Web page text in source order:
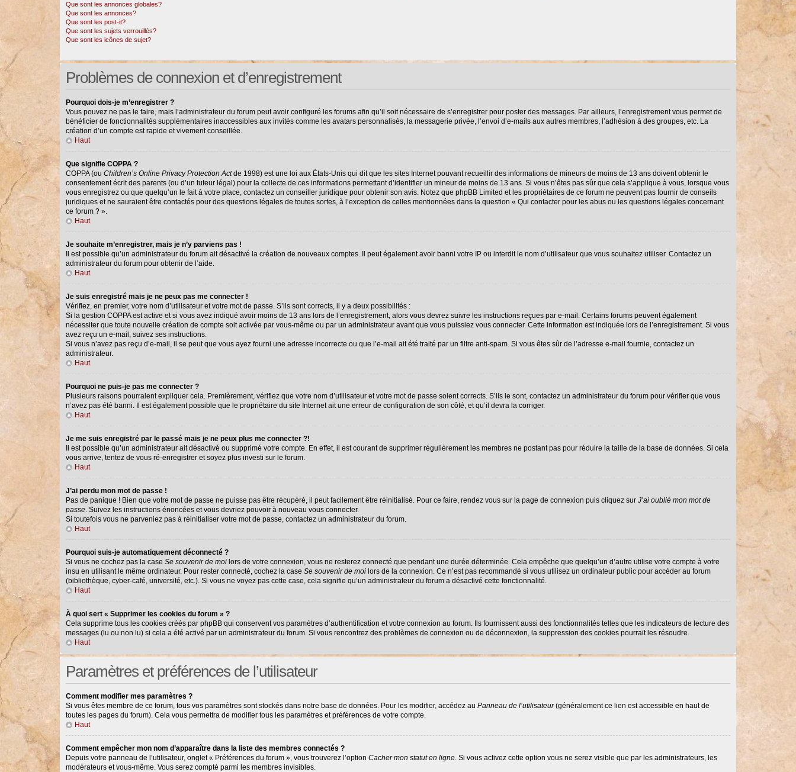
Que sont les annonces globales?
Que sont les annonces?
Que sont les post-it?
Que sont les sujets verrouillés?
Que sont les icônes de sujet?
Problèmes de connexion et d’enregistrement
Pourquoi dois-je m’enregistrer ?
Vous pouvez ne pas le faire, mais l’administrateur du forum peut avoir configuré les forums afin qu’il soit nécessaire de s’enregistrer pour poster des messages. Par ailleurs, l’enregistrement vous permet de
bénéficier de fonctionnalités supplémentaires inaccessibles aux invités comme les avatars personnalisés, la messagerie privée, l’envoi d’e-mails aux autres membres, l’adhésion à des groupes, etc. La
création d’un compte est rapide et vivement conseillée.
Haut
Que signifie COPPA ?
COPPA (ou Children’s Online Privacy Protection Actde 1998) est une loi aux États-Unis qui dit que les sites Internet pouvant recueillir des informations de mineurs de moins de 13 ans doivent obtenir le
consentement écrit des parents (ou d’un tuteur légal) pour la collecte de ces informations permettant d’identifier un mineur de moins de 13 ans. Si vous n’êtes pas sûr que cela s’applique à vous, lorsque vous
vous enregistrez ou que quelqu’un le fait à votre place, contactez un conseiller juridique pour obtenir son avis. Notez que phpBB Limited et les propriétaires de ce forum ne peuvent pas fournir de conseils
juridiques et ne sauraient être contactés pour des questions légales de toutes sortes, à l’exception de celles mentionnées dans la question « Qui contacter pour les abus ou les questions légales concernant
ce forum ? ».
Haut
Je souhaite m’enregistrer, mais je n’y parviens pas !
Il est possible qu’un administrateur du forum ait désactivé la création de nouveaux comptes. Il peut également avoir banni votre IP ou interdit le nom d’utilisateur que vous souhaitez utiliser. Contactez un
administrateur du forum pour obtenir de l’aide.
Haut
Je suis enregistré mais je ne peux pas me connecter !
Vérifiez, en premier, votre nom d’utilisateur et votre mot de passe. S’ils sont corrects, il y a deux possibilités :
Si la gestion COPPA est active et si vous avez indiqué avoir moins de 13 ans lors de l’enregistrement, alors vous devrez suivre les instructions reçues par e-mail. Certains forums peuvent également
nécessiter que toute nouvelle création de compte soit activée par vous-même ou par un administrateur avant que vous puissiez vous connecter. Cette information est indiquée lors de l’enregistrement. Si vous
avez reçu un e-mail, suivez ses instructions.
Si vous n’avez pas reçu d’e-mail, il se peut que vous ayez fourni une adresse incorrecte ou que l’e-mail ait été traité par un filtre anti-spam. Si vous êtes sûr de l’adresse e-mail fournie, contactez un
administrateur.
Haut
Pourquoi ne puis-je pas me connecter ?
Plusieurs raisons pourraient expliquer cela. Premièrement, vérifiez que votre nom d’utilisateur et votre mot de passe soient corrects. S’ils le sont, contactez un administrateur du forum pour vérifier que vous
n’avez pas été banni. Il est également possible que le propriétaire du site Internet ait une erreur de configuration de son côté, et qu’il devra la corriger.
Haut
Je me suis enregistré par le passé mais je ne peux plus me connecter ?!
Il est possible qu’un administrateur ait désactivé ou supprimé votre compte. En effet, il est courant de supprimer régulièrement les membres ne postant pas pour réduire la taille de la base de données. Si cela
vous arrive, tentez de vous ré-enregistrer et soyez plus investi sur le forum.
Haut
J’ai perdu mon mot de passe !
Pas de panique ! Bien que votre mot de passe ne puisse pas être récupéré, il peut facilement être réinitialisé. Pour ce faire, rendez vous sur la page de connexion puis cliquez sur J’ai oublié mon mot de
passe. Suivez les instructions énoncées et vous devriez pouvoir à nouveau vous connecter.
Si toutefois vous ne parveniez pas à réinitialiser votre mot de passe, contactez un administrateur du forum.
Haut
Pourquoi suis-je automatiquement déconnecté ?
Si vous ne cochez pas la case Se souvenir de moilors de votre connexion, vous ne resterez connecté que pendant une durée déterminée. Cela empêche que quelqu’un d’autre utilise votre compte à votre
insu en utilisant le même ordinateur. Pour rester connecté, cochez la case Se souvenir de moilors de la connexion. Ce n’est pas recommandé si vous utilisez un ordinateur public pour accéder au forum
(bibliothèque, cyber-café, université, etc.). Si vous ne voyez pas cette case, cela signifie qu’un administrateur du forum a désactivé cette fonctionnalité.
Haut
À quoi sert « Supprimer les cookies du forum » ?
Cela supprime tous les cookies créés par phpBB qui conservent vos paramètres d’authentification et votre connexion au forum. Ils fournissent aussi des fonctionnalités telles que les indicateurs de lecture des
messages (lu ou non lu) si cela a été activé par un administrateur du forum. Si vous rencontrez des problèmes de connexion ou de déconnexion, la suppression des cookies pourrait les résoudre.
Haut
Paramètres et préférences de l’utilisateur
Comment modifier mes paramètres ?
Si vous êtes membre de ce forum, tous vos paramètres sont stockés dans notre base de données. Pour les modifier, accédez au Panneau de l’utilisateur(généralement ce lien est accessible en haut de
toutes les pages du forum). Cela vous permettra de modifier tous les paramètres et préférences de votre compte.
Haut
Comment empêcher mon nom d’apparaître dans la liste des membres connectés ?
Depuis votre panneau de l’utilisateur, onglet « Préférences du forum », vous trouverez l’option Cacher mon statut en ligne. Si vous activez cette option vous ne serez visible que par les administrateurs, les
modérateurs et vous-même. Vous serez compté parmi les membres invisibles.